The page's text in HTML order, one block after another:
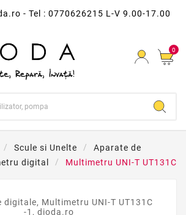
- Tel : 0770626215 L-V 9.00-17.00
0
Scule si Unelte
Aparate de
digital Multimetru UNI-T UT131C